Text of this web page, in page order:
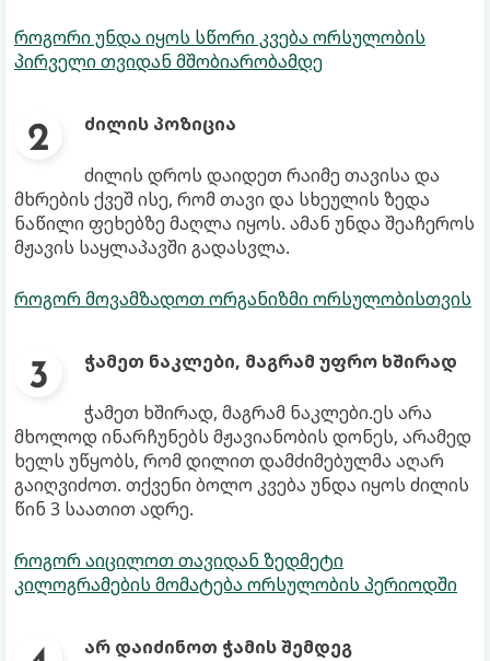
როგორი უნდა იყოს სწორი კვება ორსულობის
პირველი თვიდან მშობიარობამდე
ძილის პოზიცია
ძილის დროს დაიდეთ რაიმე თავისა და
მხრების ქვეშ ისე, რომ თავი და სხეულის ზედა
ნაწილი ფეხებზე მაღლა იყოს. ამან უნდა შეაჩეროს
მჟავის საყლაპავში გადასვლა.
როგორ მოვამზადოთ ორგანიზმი ორსულობისთვის
ჭამეთ ნაკლები, მაგრამ უფრო ხშირად
ჭამეთ ხშირად, მაგრამ ნაკლები.ეს არა
მხოლოდ ინარჩუნებს მჟავიანობის დონეს, არამედ
ხელს უწყობს, რომ დილით დამძიმებულმა აღარ
გაიღვიძოთ. თქვენი ბოლო კვება უნდა იყოს ძილის
წინ 3 საათით ადრე.
როგორ აიცილოთ თავიდან ზედმეტი
კილოგრამების მომატება ორსულობის პერიოდში
არ დაიძინოთ ჭამის შემდეგ